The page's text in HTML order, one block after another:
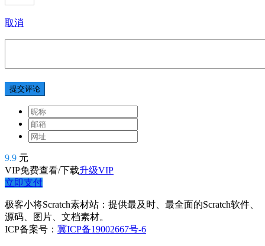
取消
提交评论
9.9 元
VIP免费查看/下载升级VIP
立即支付
极客小将Scratch素材站：提供最及时、最全面的Scratch软件、
源码、图片、文档素材。
ICP备案号： 冀ICP备19002667号-6